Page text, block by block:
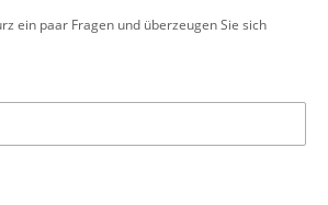
ein paar Fragen und überzeugen Sie sich